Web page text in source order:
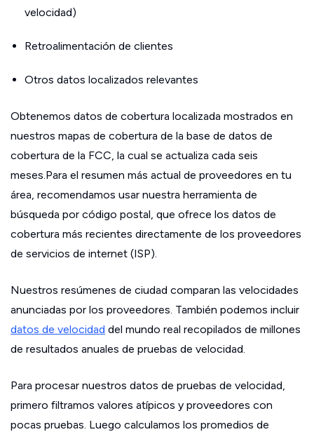
velocidad)
Retroalimentación de clientes
Otros datos localizados relevantes
Obtenemos datos de cobertura localizada mostrados en
nuestros mapas de cobertura de la base de datos de
cobertura de la FCC, la cual se actualiza cada seis
meses.Para el resumen más actual de proveedores en tu
área, recomendamos usar nuestra herramienta de
búsqueda por código postal, que ofrece los datos de
cobertura más recientes directamente de los proveedores
de servicios de internet (ISP).
Nuestros resúmenes de ciudad comparan las velocidades
anunciadas por los proveedores. También podemos incluir
datos de velocidad del mundo real recopilados de millones
de resultados anuales de pruebas de velocidad.
Para procesar nuestros datos de pruebas de velocidad,
primero filtramos valores atípicos y proveedores con
pocas pruebas. Luego calculamos los promedios de